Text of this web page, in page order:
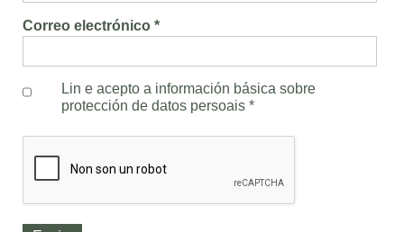
Correo electrónico *
Lin e acepto a información básica sobre
protección de datos persoais *